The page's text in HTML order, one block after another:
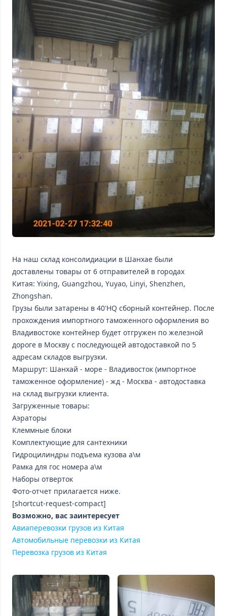
На наш склад консолидиации в Шанхае были
доставлены товары от 6 отправителей в городах
Китая: Yixing, Guangzhou, Yuyao, Linyi, Shenzhen,
Zhongshan.
Грузы были затарены в 40'HQ сборный контейнер. После
прохождения импортного таможенного оформления во
Владивостоке контейнер будет отгружен по железной
дороге в Москву с последующей автодоставкой по 5
адресам складов выгрузки.
Маршрут: Шанхай - море - Владивосток (импортное
таможенное оформление) - жд - Москва - автодоставка
на склад выгрузки клиента.
Загруженные товары:
Аэраторы
Клеммные блоки
Комплектующие для сантехники
Гидроцилиндры подъема кузова а\м
Рамка для гос номера а\м
Наборы отверток
Фото-отчет прилагается ниже.
[shortcut-request-compact]
Возможно, вас заинтересует
Авиаперевозки грузов из Китая
Автомобильные перевозки из Китая
Перевозка грузов из Китая